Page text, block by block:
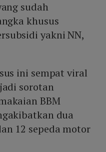
sudah
khusus
yakni NN,
ini sempat viral
sorotan
BBM
dua
12 sepeda motor